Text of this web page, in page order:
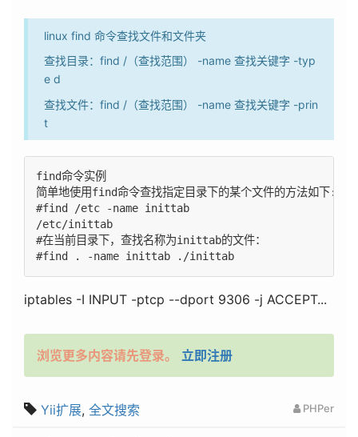
linux find 命令查找文件和文件夹
查找目录：find /（查找范围） -name 查找关键字 -typ
e d
查找文件：find /（查找范围） -name 查找关键字 -prin
t
find命令实例
简单地使用find命令查找指定目录下的某个文件的方法如下:
#find /etc -name inittab
/etc/inittab
#在当前目录下，查找名称为inittab的文件：
iptables -I INPUT -ptcp --dport 9306 -j ACCEPT...
浏览更多内容请先登录。 立即注册
Yii扩展, 全文搜索 PHPer